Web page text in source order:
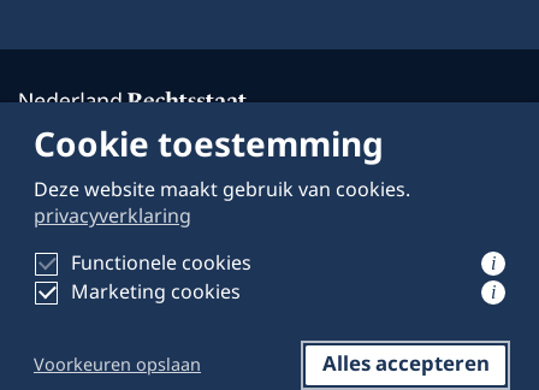
Reageren
Over deze website
Privacyverklaring
Cookie toestemming
Deze website maakt gebruik van cookies.
privacyverklaring
Functionele cookies
i
Marketing cookies i
Voorkeuren opslaan Alles accepteren